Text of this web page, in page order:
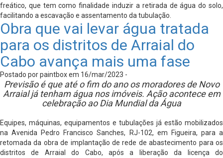
freático, que tem como finalidade induzir a retirada de água do solo,
facilitando a escavação e assentamento da tubulação.
Obra que vai levar água tratada
para os distritos de Arraial do
Cabo avança mais uma fase
Postado por paintbox em 16/mar/2023 -
Previsão é que até o fim do ano os moradores de Novo
Arraial já tenham água nos imóveis. Ação acontece em
celebração ao Dia Mundial da Água
Equipes, máquinas, equipamentos e tubulações já estão mobilizados
na Avenida Pedro Francisco Sanches, RJ-102, em Figueira, para a
retomada da obra de implantação de rede de abastecimento para os
distritos de Arraial do Cabo, após a liberação da licença do